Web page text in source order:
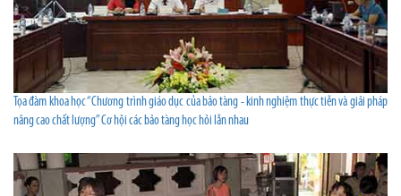
Tọa đàm khoa học “Chương trình giáo dục của bảo tàng - kinh nghiệm thực tiễn và giải pháp
nâng cao chất lượng” Cơ hội các bảo tàng học hỏi lẫn nhau